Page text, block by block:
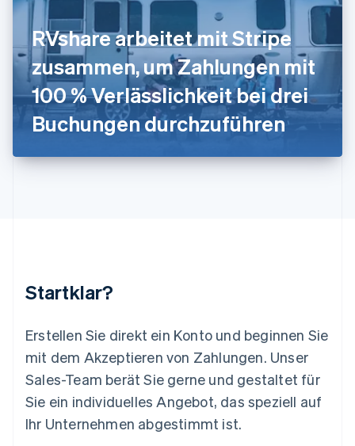
RVshare arbeitet mit Stripe
zusammen, um Zahlungen mit
100 % Verlässlichkeit bei drei
Buchungen durchzuführen
Startklar?
Erstellen Sie direkt ein Konto und beginnen Sie
mit dem Akzeptieren von Zahlungen. Unser
Sales-Team berät Sie gerne und gestaltet für
Sie ein individuelles Angebot, das speziell auf
Ihr Unternehmen abgestimmt ist.
Lettland
English
Liechtenstein
Deutsch English
Litauen
English
Luxemburg
Français DeutschEnglish
Malaysia
Malta
Nederlands English
Norwegen
Österreich
Polen
English
Portugal
Português English
Rumänien